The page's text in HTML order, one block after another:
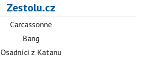
Zestolu.cz
Carcassonne
Bang
Osadníci z Katanu